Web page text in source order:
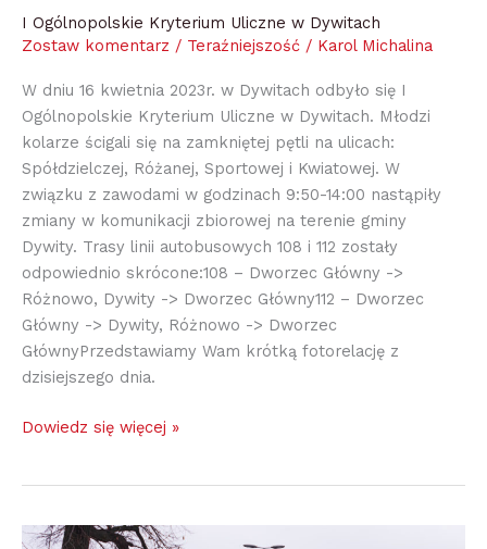
I Ogólnopolskie Kryterium Uliczne w Dywitach
Zostaw komentarz / Teraźniejszość / Karol Michalina
W dniu 16 kwietnia 2023r. w Dywitach odbyło się I
Ogólnopolskie Kryterium Uliczne w Dywitach. Młodzi
kolarze ścigali się na zamkniętej pętli na ulicach:
Spółdzielczej, Różanej, Sportowej i Kwiatowej. W
związku z zawodami w godzinach 9:50-14:00 nastąpiły
zmiany w komunikacji zbiorowej na terenie gminy
Dywity. Trasy linii autobusowych 108 i 112 zostały
odpowiednio skrócone:108 – Dworzec Główny ->
Różnowo, Dywity -> Dworzec Główny112 – Dworzec
Główny -> Dywity, Różnowo -> Dworzec
GłównyPrzedstawiamy Wam krótką fotorelację z
dzisiejszego dnia.
Dowiedz się więcej »
Święto